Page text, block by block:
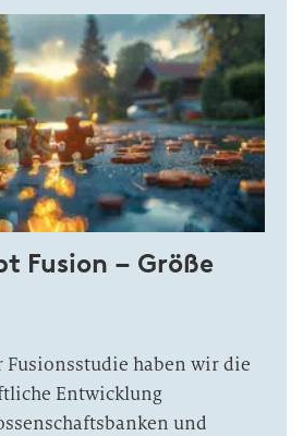
Fusion – Größe
Fusionsstudie haben wir die
Entwicklung
und